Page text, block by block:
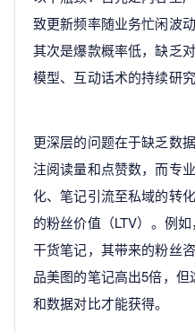
致更新频率随业务忙闲波
其次是爆款概率低，缺乏
模型、互动话术的持续研
更深层的问题在于缺乏数
注阅读量和点赞数，而专
化、笔记引流至私域的转
的粉丝价值（LTV）。例
干货笔记，其带来的粉丝
品美图的笔记高出5倍，
和数据对比才能获得。